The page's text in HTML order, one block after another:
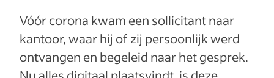
Vóór corona kwam een sollicitant naar
kantoor, waar hij of zij persoonlijk werd
ontvangen en begeleid naar het gesprek.
Nu alles digitaal plaatsvindt, is deze